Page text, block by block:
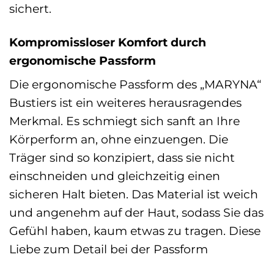
sichert.
Kompromissloser Komfort durch
ergonomische Passform
Die ergonomische Passform des „MARYNA“
Bustiers ist ein weiteres herausragendes
Merkmal. Es schmiegt sich sanft an Ihre
Körperform an, ohne einzuengen. Die
Träger sind so konzipiert, dass sie nicht
einschneiden und gleichzeitig einen
sicheren Halt bieten. Das Material ist weich
und angenehm auf der Haut, sodass Sie das
Gefühl haben, kaum etwas zu tragen. Diese
Liebe zum Detail bei der Passform